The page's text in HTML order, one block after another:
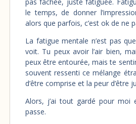
le temps, de donner
alors que parfois, c’est ok de ne
La fatigue mentale n’est pas
voit. Tu peux avoir l’air bien,
peux être entourée, mais te
souvent ressenti ce mélange
d’être comprise et la peur d’être
Alors, j’ai tout gardé pour moi
passe.